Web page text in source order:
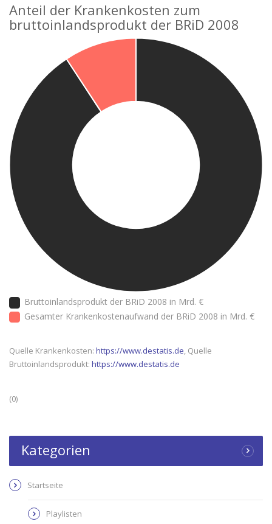
Anteil der Krankenkosten zum
bruttoinlandsprodukt der BRiD 2008
Bruttoinlandsprodukt der BRiD 2008 in Mrd. €
Gesamter Krankenkostenaufwand der BRiD 2008 in Mrd. €
Quelle Krankenkosten: https://www.destatis.de, Quelle
Bruttoinlandsprodukt: https://www.destatis.de
(0)
Kategorien
Startseite
Playlisten